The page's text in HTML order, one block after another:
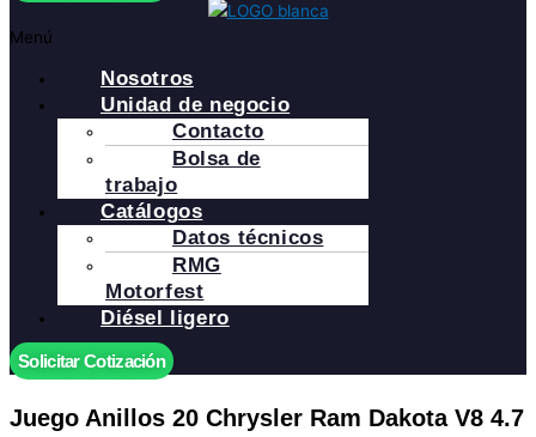
Menú
Nosotros
Unidad de negocio
Contacto
Bolsa de
trabajo
Catálogos
Datos técnicos
RMG
Motorfest
Diésel ligero
Solicitar Cotización
Juego Anillos 20 Chrysler Ram Dakota V8 4.7